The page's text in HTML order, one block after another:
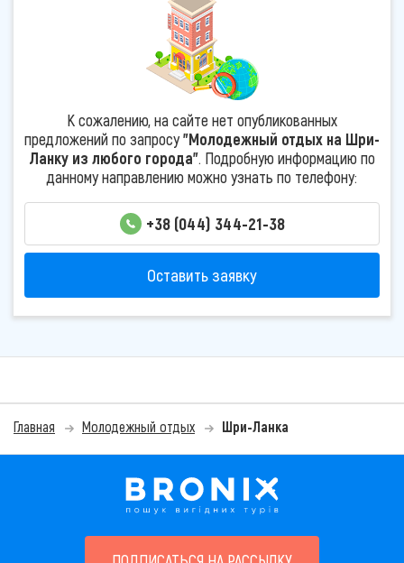
К сожалению, на сайте нет опубликованных
предложений по запросу"Молодежный отдых на Шри-
Ланку из любого города". Подробную информацию по
данному направлению можно узнать по телефону:
+38 (044) 344-21-38
Оставить заявку
Главная Молодежный отдых Шри-Ланка